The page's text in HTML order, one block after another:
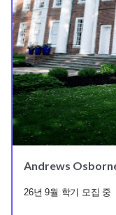
Andrews
26년 9월 학기 모집 중